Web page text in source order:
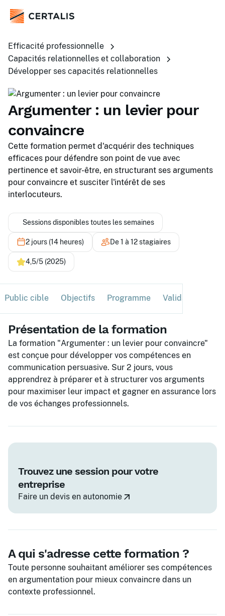
Efficacité professionnelle
Capacités relationnelles et collaboration
Développer ses capacités relationnelles
Argumenter : un levier pour
convaincre
Cette formation permet d'acquérir des techniques
efficaces pour défendre son point de vue avec
pertinence et savoir-être, en structurant ses arguments
pour convaincre et susciter l'intérêt de ses
interlocuteurs.
Sessions disponibles toutes les semaines
2 jours (14 heures) De 1 à 12 stagiaires
4,5/5 (2025)
Public cible Objectifs Programme Validation
Présentation de la formation
La formation "Argumenter : un levier pour convaincre"
est conçue pour développer vos compétences en
communication persuasive. Sur 2 jours, vous
apprendrez à préparer et à structurer vos arguments
pour maximiser leur impact et gagner en assurance lors
de vos échanges professionnels.
Trouvez une session pour votre
entreprise
Faire un devis en autonomie
A qui s'adresse cette formation ?
Toute personne souhaitant améliorer ses compétences
en argumentation pour mieux convaincre dans un
contexte professionnel.